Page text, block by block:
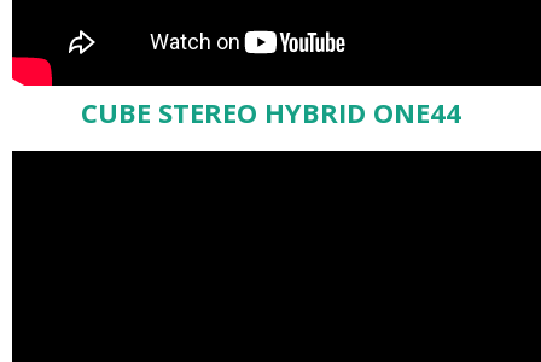
CUBE STEREO HYBRID ONE44